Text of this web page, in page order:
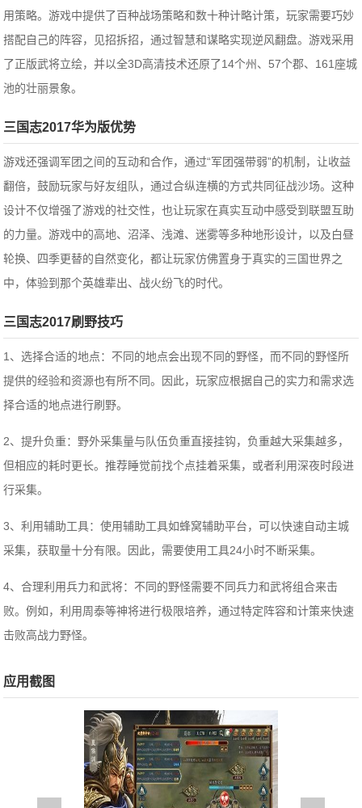
用策略。游戏中提供了百种战场策略和数十种计略计策，玩家需要巧妙
搭配自己的阵容，见招拆招，通过智慧和谋略实现逆风翻盘。游戏采用
了正版武将立绘，并以全3D高清技术还原了14个州、57个郡、161座城
池的壮丽景象。
三国志2017华为版优势
游戏还强调军团之间的互动和合作，通过“军团强带弱”的机制，让收益
翻倍，鼓励玩家与好友组队，通过合纵连横的方式共同征战沙场。这种
设计不仅增强了游戏的社交性，也让玩家在真实互动中感受到联盟互助
的力量。游戏中的高地、沼泽、浅滩、迷雾等多种地形设计，以及白昼
轮换、四季更替的自然变化，都让玩家仿佛置身于真实的三国世界之
中，体验到那个英雄辈出、战火纷飞的时代。
三国志2017刷野技巧
1、选择合适的地点：不同的地点会出现不同的野怪，而不同的野怪所
提供的经验和资源也有所不同。因此，玩家应根据自己的实力和需求选
择合适的地点进行刷野。‌
2、提升负重：野外采集量与队伍负重直接挂钩，负重越大采集越多，
但相应的耗时更长。推荐睡觉前找个点挂着采集，或者利用深夜时段进
行采集。‌
3、利用辅助工具：使用辅助工具如‌蜂窝辅助平台，可以快速自动主城
采集，获取量十分有限。因此，需要使用工具24小时不断采集。
4、合理利用‌兵力和武将：不同的野怪需要不同兵力和武将组合来击
败。例如，利用‌周泰等神将进行极限培养，通过特定阵容和计策来快速
击败高战力野怪。‌
应用截图